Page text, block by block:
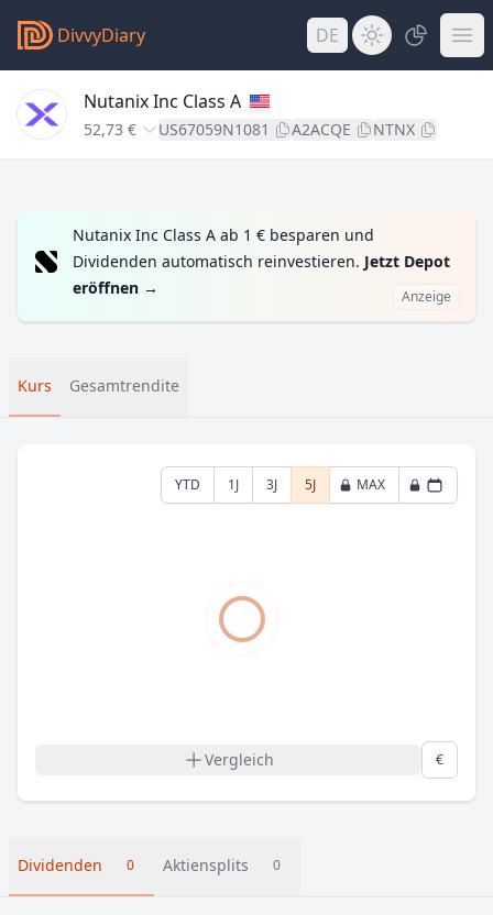
DivvyDiary DE
Nutanix Inc Class A
52,73 € US67059N1081 A2ACQE NTNX
Nutanix Inc Class A ab 1 € besparen und
Dividenden automatisch reinvestieren. Jetzt Depot
eröffnen → Anzeige
Kurs Gesamtrendite
YTD 1J 3J 5J MAX
Vergleich €
Dividenden 0 Aktiensplits 0